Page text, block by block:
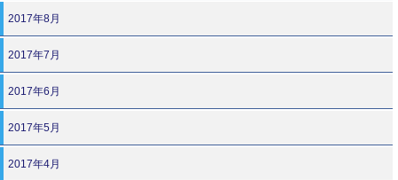
2017年8月
2017年7月
2017年6月
2017年5月
2017年4月